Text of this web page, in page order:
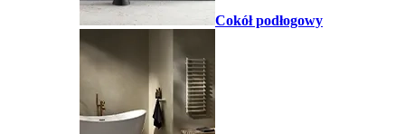
Cokół podłogowy